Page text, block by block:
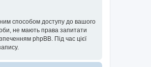
способом доступу до вашого
не мають права запитати
phpBB. Під час цієї